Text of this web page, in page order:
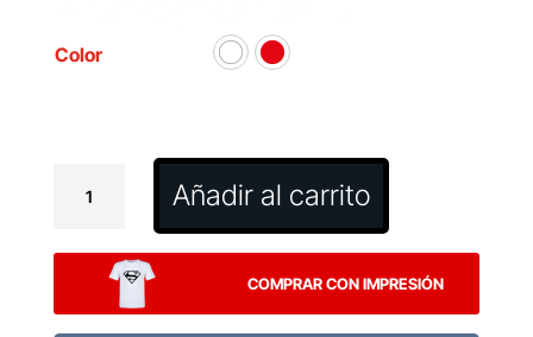
Color
cantidad
Añadir al carrito
COMPRAR CON IMPRESIÓN